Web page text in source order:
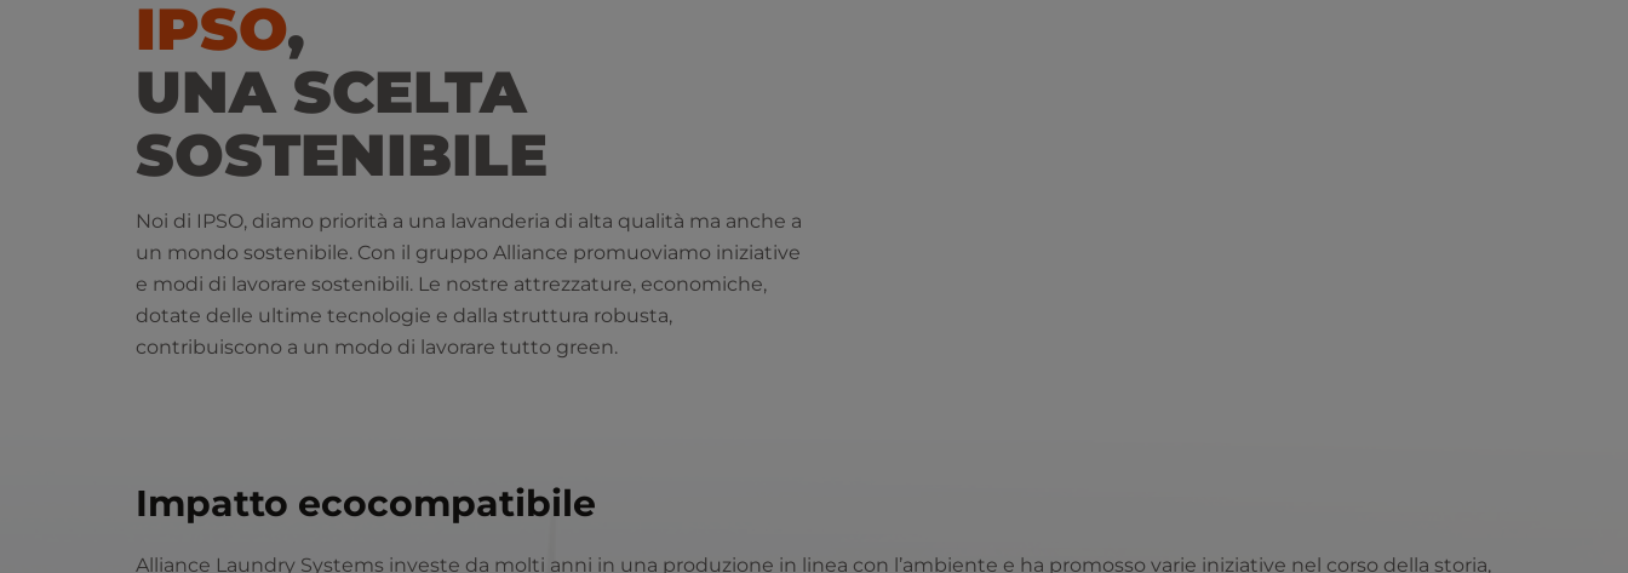
IPSO,
UNA SCELTA
SOSTENIBILE
Noi di IPSO, diamo priorità a una lavanderia di alta qualità ma anche a
un mondo sostenibile. Con il gruppo Alliance promuoviamo iniziative
e modi di lavorare sostenibili. Le nostre attrezzature, economiche,
dotate delle ultime tecnologie e dalla struttura robusta,
contribuiscono a un modo di lavorare tutto green.
Impatto ecocompatibile
Alliance Laundry Systems investe da molti anni in una produzione in linea con l’ambiente e ha promosso varie iniziative nel corso della storia,